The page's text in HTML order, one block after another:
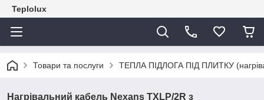
Teplolux
Товари та послуги ТЕПЛА ПІДЛОГА ПІД ПЛИТКУ
Нагрівальний кабель Nexans TXLP/2R з